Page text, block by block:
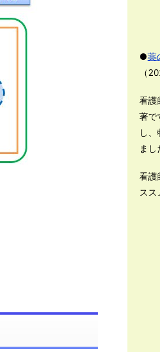
●薬
（
看護
著で
し
まし
看護
スス